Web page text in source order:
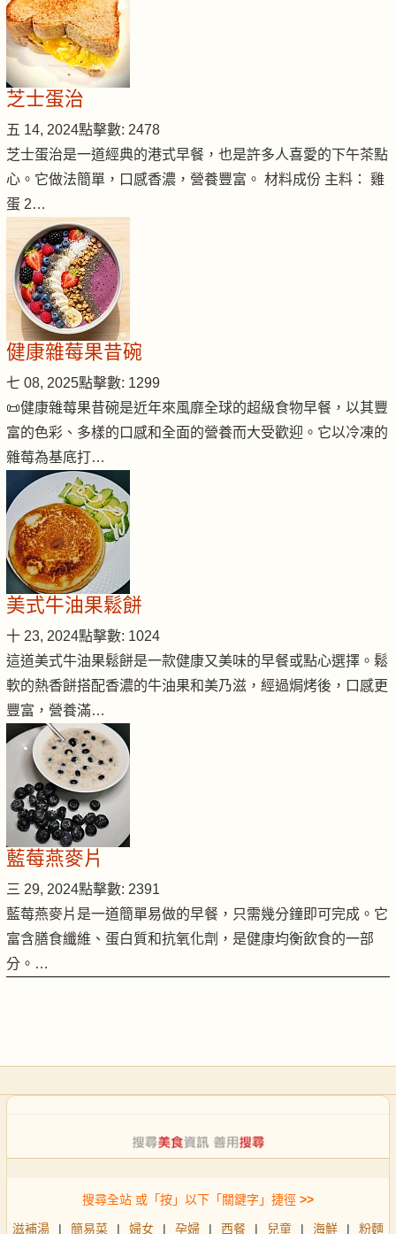
芝士蛋治
五 14, 2024點擊數: 2478
芝士蛋治是一道經典的港式早餐，也是許多人喜愛的下午茶點
心。它做法簡單，口感香濃，營養豐富。 材料成份 主料： 雞
蛋 2…
健康雜莓果昔碗
七 08, 2025點擊數: 1299
📜健康雜莓果昔碗是近年來風靡全球的超級食物早餐，以其豐
富的色彩、多樣的口感和全面的營養而大受歡迎。它以冷凍的
雜莓為基底打…
美式牛油果鬆餅
十 23, 2024點擊數: 1024
這道美式牛油果鬆餅是一款健康又美味的早餐或點心選擇。鬆
軟的熱香餅搭配香濃的牛油果和美乃滋，經過焗烤後，口感更
豐富，營養滿…
藍莓燕麥片
三 29, 2024點擊數: 2391
藍莓燕麥片是一道簡單易做的早餐，只需幾分鐘即可完成。它
富含膳食纖維、蛋白質和抗氧化劑，是健康均衡飲食的一部
分。…
搜尋全站 或「按」以下「關鍵字」捷徑 >>
滋補湯 | 簡易菜 | 婦女 | 孕婦 | 西餐 | 兒童 | 海鮮 | 粉麵